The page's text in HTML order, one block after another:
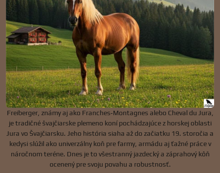
Freiberger, známy aj ako Franches‑Montagnes alebo Cheval du Jura,
je tradičné švajčiarske plemeno koní pochádzajúce z horskej oblasti
Jura vo Švajčiarsku. Jeho história siaha až do začiatku 19. storočia a
kedysi slúžil ako univerzálny koň pre farmy, armádu aj ťažné práce v
náročnom teréne. Dnes je to všestranný jazdecký a záprahový kôň
ocenený pre svoju povahu a robustnosť.